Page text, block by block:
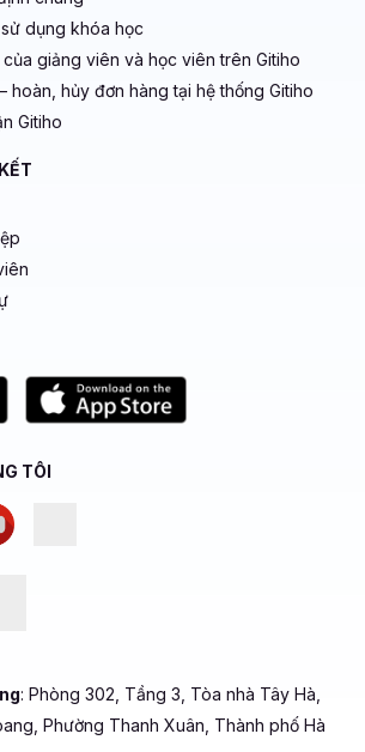
dụng khóa học
giảng viên và học viên trên Gitiho
hoàn, hủy đơn hàng tại hệ thống Gitiho
Gitiho
TÔI
: Phòng 302, Tầng 3, Tòa nhà Tây Hà,
Phường Thanh Xuân, Thành phố Hà